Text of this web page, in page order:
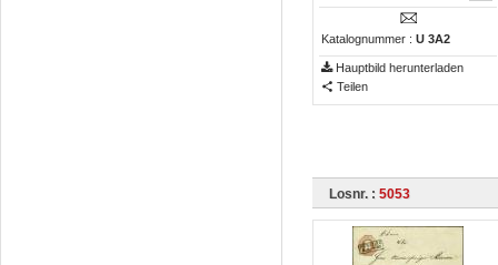
Katalognummer : U 3A2
Hauptbild herunterladen
Teilen
Losnr. : 5053